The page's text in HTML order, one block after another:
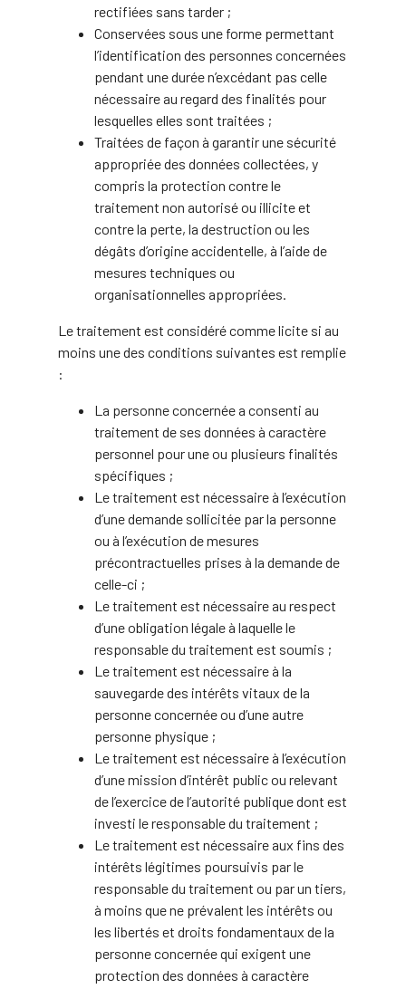
rectifiées sans tarder ;
Conservées sous une forme permettant
l’identification des personnes concernées
pendant une durée n’excédant pas celle
nécessaire au regard des finalités pour
lesquelles elles sont traitées ;
Traitées de façon à garantir une sécurité
appropriée des données collectées, y
compris la protection contre le
traitement non autorisé ou illicite et
contre la perte, la destruction ou les
dégâts d’origine accidentelle, à l’aide de
mesures techniques ou
organisationnelles appropriées.
Le traitement est considéré comme licite si au
moins une des conditions suivantes est remplie
:
La personne concernée a consenti au
traitement de ses données à caractère
personnel pour une ou plusieurs finalités
spécifiques ;
Le traitement est nécessaire à l’exécution
d’une demande sollicitée par la personne
ou à l’exécution de mesures
précontractuelles prises à la demande de
celle-ci ;
Le traitement est nécessaire au respect
d’une obligation légale à laquelle le
responsable du traitement est soumis ;
Le traitement est nécessaire à la
sauvegarde des intérêts vitaux de la
personne concernée ou d’une autre
personne physique ;
Le traitement est nécessaire à l’exécution
d’une mission d’intérêt public ou relevant
de l’exercice de l’autorité publique dont est
investi le responsable du traitement ;
Le traitement est nécessaire aux fins des
intérêts légitimes poursuivis par le
responsable du traitement ou par un tiers,
à moins que ne prévalent les intérêts ou
les libertés et droits fondamentaux de la
personne concernée qui exigent une
protection des données à caractère